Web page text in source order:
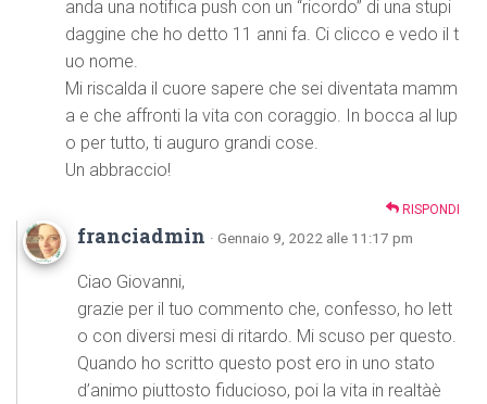
anda una notifica push con un “ricordo” di una stupi
daggine che ho detto 11 anni fa. Ci clicco e vedo il t
uo nome.
Mi riscalda il cuore sapere che sei diventata mamm
a e che affronti la vita con coraggio. In bocca al lup
o per tutto, ti auguro grandi cose.
Un abbraccio!
RISPONDI
franciadmin · Gennaio 9, 2022 alle 11:17 pm
Ciao Giovanni,
grazie per il tuo commento che, confesso, ho lett
o con diversi mesi di ritardo. Mi scuso per questo.
Quando ho scritto questo post ero in uno stato
d’animo piuttosto fiducioso, poi la vita in realtàè